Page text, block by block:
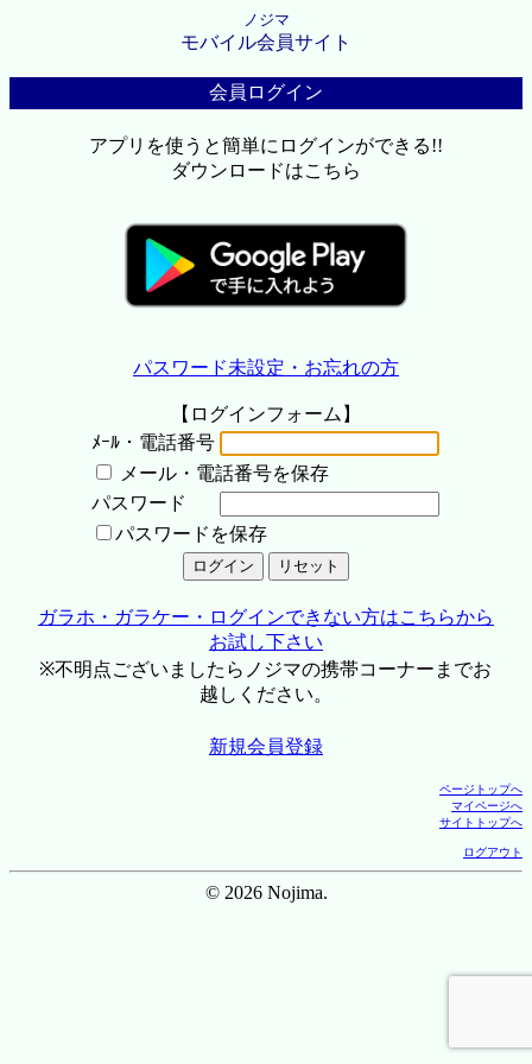
ノジマ
モバイル会員サイト
会員ログイン
アプリを使うと簡単にログインができる!!
ダウンロードはこちら
パスワード未設定・お忘れの方
【ログインフォーム】
ﾒｰﾙ・電話番号
メール・電話番号を保存
パスワード
パスワードを保存
ガラホ・ガラケー・ログインできない方はこちらから
お試し下さい
※不明点ございましたらノジマの携帯コーナーまでお
越しください。
新規会員登録
ページトップへ
マイページへ
サイトトップへ
ログアウト
© 2026 Nojima.